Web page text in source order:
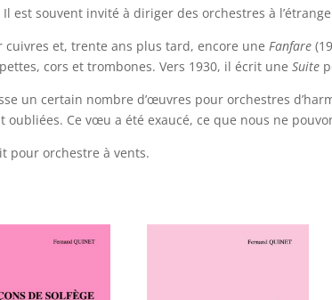
Il est souvent invité à diriger des orchestres à
cuivres et, trente ans plus tard, encore une Fanfare
cors et trombones. Vers 1930, il écrit uneSuite
un certain nombre d’œuvres pour orchestres
Ce vœu a été exaucé, ce que nous ne
pour orchestre à vents.